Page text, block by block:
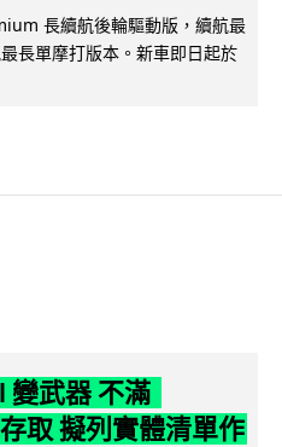
長續航後輪驅動版，續航最
長單摩打版本。新車即日起於
變武器 不滿
取 擬列實體清單作